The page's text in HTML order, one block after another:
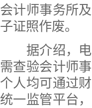
会计师事务所
子证照作废。
据介绍，电
需查验会计师
个人均可通过
统一监管平台